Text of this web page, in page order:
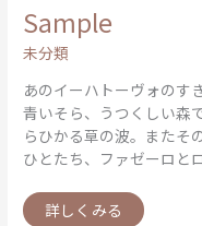
Sample
未分類
あのイーハトーヴォのす
青いそら、うつくしい森
らひかる草の波。またそ
ひとたち、ファゼーロと
Sample
詳しくみる